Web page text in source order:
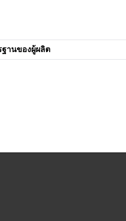
านของผู้ผลิต